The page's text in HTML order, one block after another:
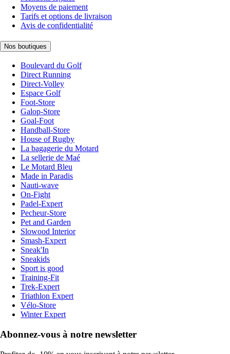
Moyens de paiement
Tarifs et options de livraison
Avis de confidentialité
Nos boutiques
Boulevard du Golf
Direct Running
Direct-Volley
Espace Golf
Foot-Store
Galop-Store
Goal-Foot
Handball-Store
House of Rugby
La bagagerie du Motard
La sellerie de Maé
Le Motard Bleu
Made in Paradis
Nauti-wave
On-Fight
Padel-Expert
Pecheur-Store
Pet and Garden
Slowood Interior
Smash-Expert
Sneak'In
Sneakids
Sport is good
Training-Fit
Trek-Expert
Triathlon Expert
Vélo-Store
Winter Expert
Abonnez-vous à notre newsletter